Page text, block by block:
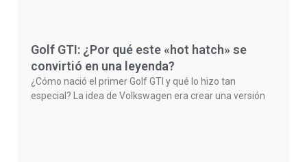
Golf GTI: ¿Por qué este «hot hatch» se
convirtió en una leyenda?
¿Cómo nació el primer Golf GTI y qué lo hizo tan
especial? La idea de Volkswagen era crear una versión